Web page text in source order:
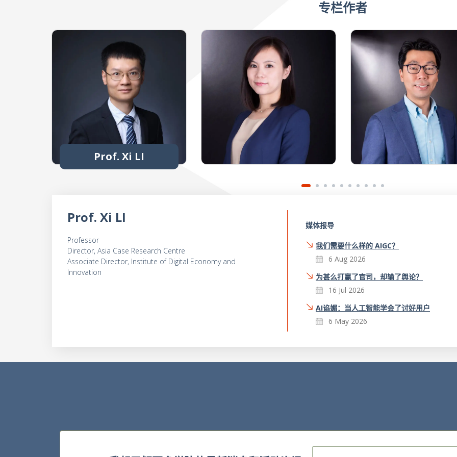
专栏作者
Prof. Xi LI
Prof. Xi LI
Professor
Director, Asia Case Research Centre
Associate Director, Institute of Digital Economy and
Innovation
媒体报导
我们需要什么样的 AIGC？
6 Aug 2026
为甚么打赢了官司，却输了舆论？
16 Jul 2026
AI谄媚：当人工智能学会了讨好用户
6 May 2026
E